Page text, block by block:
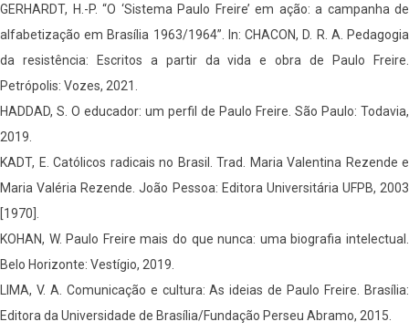
GERHARDT, H.-P. “O ‘Sistema Paulo Freire’ em ação: a campanha de
alfabetização em Brasília 1963/1964”. In: CHACON, D. R. A. Pedagogia
da resistência: Escritos a partir da vida e obra de Paulo Freire.
Petrópolis: Vozes, 2021.
HADDAD, S. O educador: um perfil de Paulo Freire. São Paulo: Todavia,
2019.
KADT, E. Católicos radicais no Brasil. Trad. Maria Valentina Rezende e
Maria Valéria Rezende. João Pessoa: Editora Universitária UFPB, 2003
[1970].
KOHAN, W. Paulo Freire mais do que nunca: uma biografia intelectual.
Belo Horizonte: Vestígio, 2019.
LIMA, V. A. Comunicação e cultura: As ideias de Paulo Freire. Brasília:
Editora da Universidade de Brasília/Fundação Perseu Abramo, 2015.